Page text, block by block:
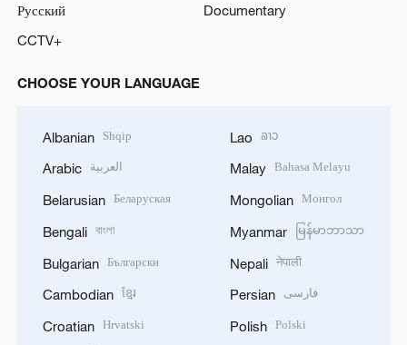
Русский
Documentary
CCTV+
CHOOSE YOUR LANGUAGE
Albanian Shqip
Arabic العربية
Belarusian Беларуская
Bengali বাংলা
Bulgarian Български
Cambodian ខ្មែរ
Croatian Hrvatski
Lao ລາວ
Malay Bahasa Melayu
Mongolian Монгол
Myanmar မြန်မာဘာသာ
Nepali नेपाली
Persian فارسی
Polish Polski